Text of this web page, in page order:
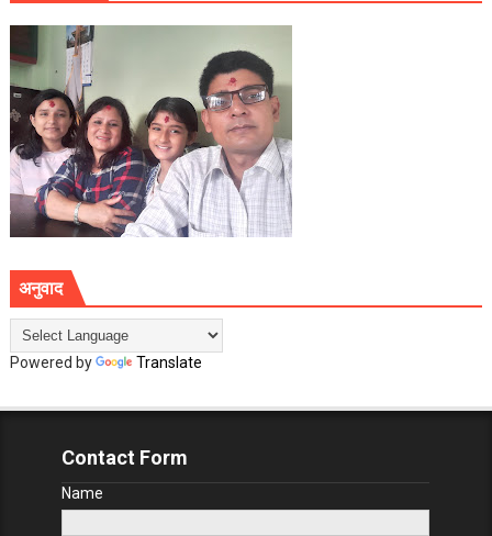
अनुवाद
Powered by Translate
Contact Form
Name